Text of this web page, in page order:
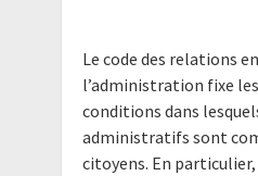
Le code des relations
l’administration fixe les
conditions dans
administratifs sont
citoyens. En